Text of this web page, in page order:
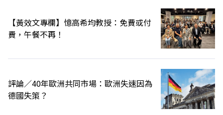
【黃效文專欄】憶高希均教授：免費或付
費，午餐不再！
評論／40年歐洲共同市場：歐洲失速因為
德國失策？